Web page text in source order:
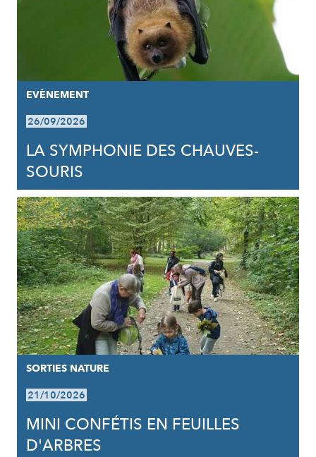
EVÈNEMENT
26/09/2026
LA SYMPHONIE DES CHAUVES-
SOURIS
SORTIES NATURE
21/10/2026
MINI CONFÉTIS EN FEUILLES
D'ARBRES